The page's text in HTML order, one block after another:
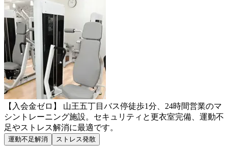
【入会金ゼロ】 山王五丁目バス停徒歩1分、24時間営業のマ
シントレーニング施設。セキュリティと更衣室完備、運動不
足やストレス解消に最適です。
運動不足解消 ストレス発散